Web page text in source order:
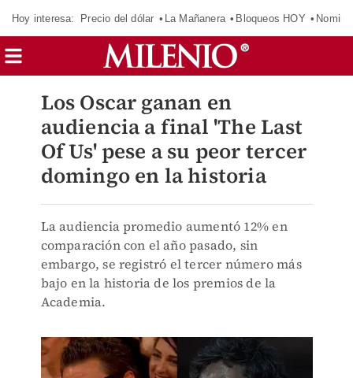
Hoy interesa: Precio del dólar La Mañanera Bloqueos HOY
Los Oscar ganan en
audiencia a final 'The Last
Of Us' pese a su peor tercer
domingo en la historia
La audiencia promedio aumentó 12% en
comparación con el año pasado, sin
embargo, se registró el tercer número más
bajo en la historia de los premios de la
Academia.